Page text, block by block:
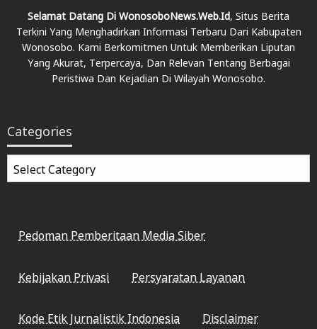
Selamat Datang Di WonosoboNews.web.id, Situs Berita
Terkini Yang Menghadirkan Informasi Terbaru Dari Kabupaten
Wonosobo. Kami Berkomitmen Untuk Memberikan Liputan
Yang Akurat, Terpercaya, Dan Relevan Tentang Berbagai
Peristiwa Dan Kejadian Di Wilayah Wonosobo.
Categories
Categories
Pedoman Pemberitaan Media Siber
Kebijakan Privasi Persyaratan Layanan
Kode Etik Jurnalistik Indonesia Disclaimer